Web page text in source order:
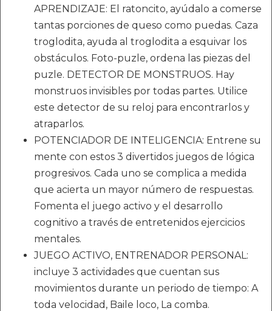
APRENDIZAJE: El ratoncito, ayúdalo a comerse
tantas porciones de queso como puedas. Caza
troglodita, ayuda al troglodita a esquivar los
obstáculos. Foto-puzle, ordena las piezas del
puzle. DETECTOR DE MONSTRUOS. Hay
monstruos invisibles por todas partes. Utilice
este detector de su reloj para encontrarlos y
atraparlos.
POTENCIADOR DE INTELIGENCIA: Entrene su
mente con estos 3 divertidos juegos de lógica
progresivos. Cada uno se complica a medida
que acierta un mayor número de respuestas.
Fomenta el juego activo y el desarrollo
cognitivo a través de entretenidos ejercicios
mentales.
JUEGO ACTIVO, ENTRENADOR PERSONAL:
incluye 3 actividades que cuentan sus
movimientos durante un periodo de tiempo: A
toda velocidad, Baile loco, La comba.